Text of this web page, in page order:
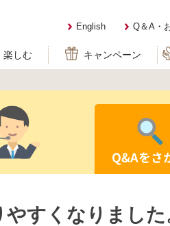
English Q＆A・
楽しむ キャンペーン
Q&Aをさ
すくなりました